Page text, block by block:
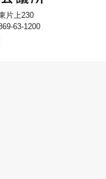
片上230
63-1200